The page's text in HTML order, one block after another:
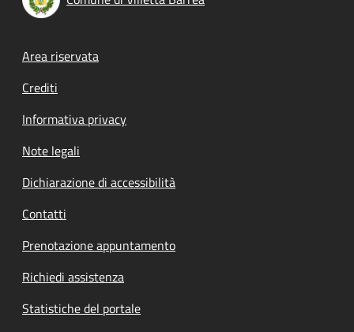
Footer menu
Area riservata
Crediti
Informativa privacy
Note legali
Dichiarazione di accessibilità
Contatti
Prenotazione appuntamento
Richiedi assistenza
Statistiche del portale